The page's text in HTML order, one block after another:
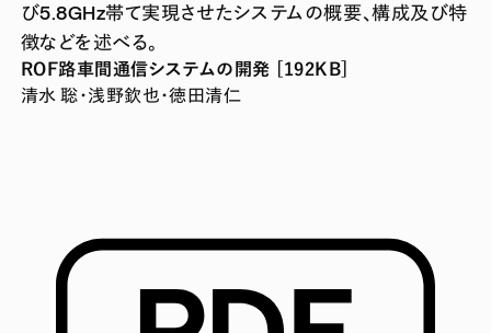
び5.8GHz帯て実現させたシステムの概要、構成及び特
徴などを述べる。
ROF路車間通信システムの開発 [192KB]
清水 聡・浅野欽也・徳田清仁